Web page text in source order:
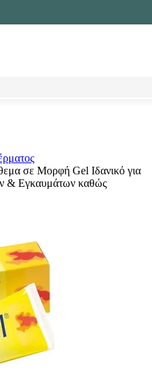
σε Μορφή Gel Iδανικό για
& Εγκαυμάτων καθώς